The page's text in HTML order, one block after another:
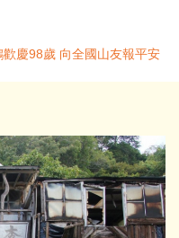
慶98歲 向全國山友報平安